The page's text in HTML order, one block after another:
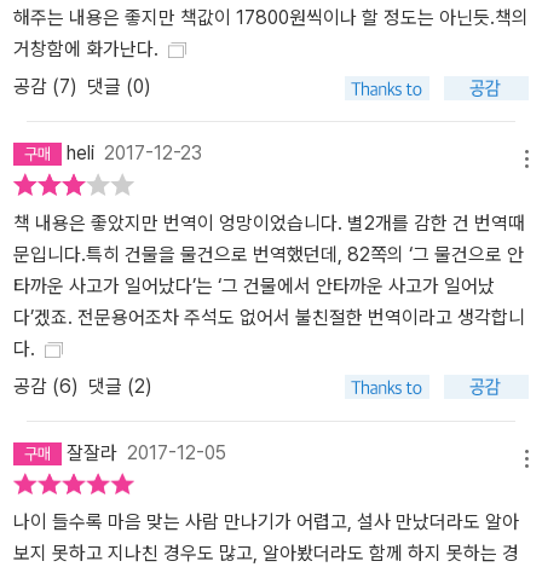
온 집념은 한 명의 인간으로서 삶을 대하는 진실한 태도까지 엿볼 수
있게 해준다. 66세의 나이에도 입사 2년차 시절의 열정으로 ‘성공이
단을 내릴 답이 있다’고 말하는 그의 진솔한 이야기는 이 책을 읽는 이
것이다.
해주는 내용은 좋지만 책값이 17800원씩이나 할 정도는 아닌듯.책의
거창함에 화가난다.
공감 (7) 댓글 (0)
heli 2017-12-23
책 내용은 좋았지만 번역이 엉망이었습니다. 별2개를 감한 건 번역때
문입니다.특히 건물을 물건으로 번역했던데, 82쪽의 ‘그 물건으로 안
타까운 사고가 일어났다’는 ‘그 건물에서 안타까운 사고가 일어났
다’겠죠. 전문용어조차 주석도 없어서 불친절한 번역이라고 생각합니
다.
공감 (6) 댓글 (2)
잘잘라 2017-12-05
나이 들수록 마음 맞는 사람 만나기가 어렵고, 설사 만났더라도 알아
보지 못하고 지나친 경우도 많고, 알아봤더라도 함께 하지 못하는 경